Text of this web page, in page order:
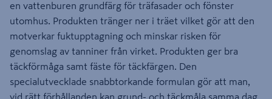
en vattenburen grundfärg för träfasader och fönster
utomhus. Produkten tränger ner i träet vilket gör att den
motverkar fuktupptagning och minskar risken för
genomslag av tanniner från virket. Produkten ger bra
täckförmåga samt fäste för täckfärgen. Den
specialutvecklade snabbtorkande formulan gör att man,
vid rätt förhållanden kan grund- och täckmåla samma dag.